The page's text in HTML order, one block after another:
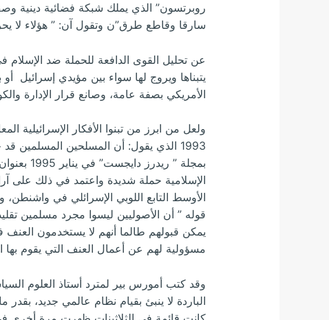
روبرتسون” الذي يملك شبكة فضائية دينية
سارقا وقاطع طرق”ن وتقول آن: ” هؤلاء لا
عن تحليل القوى الدافعة للحملة ضد الإسلام
يتبناها ويروج لها سواء بين مؤيدي إسرائيل
الأمريكي بصفة عامة، وصانع قرار الإدارة
1993 الذي يقول: أن المسلحين المسلمين
بمجلة
الإسلامية حملة شديدة واعتمد في ذلك على
الأوسط التابع اللوبي الإسرائلي في واشنطن،
قوله ” أن الأصوليين ليسوا مجرد مسلمين
يمكن قبولهم طالما أنهم لا يستخدمون
مسؤولية لهم عن أعمال العنف التي يقوم بها
الباردة لا ينبئ بقيام نظام عالمي جديد، بقدر